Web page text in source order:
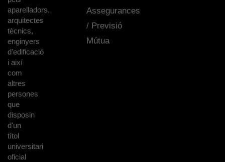
aparelladors,
arquitectes
tècnics,
enginyers
d'edificació
i així
com
altres
persones
que
disposin
d'un
títol
universitari
oficial
Assegurances
/ Previsió
Mútua